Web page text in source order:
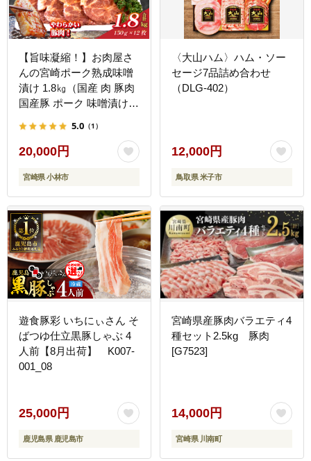
【旨味凝縮！】お肉屋さ
んの宮崎ポーク熟成味噌
漬け 1.8㎏（国産 肉 豚肉
国産豚 ポーク 味噌漬け
菜 宮崎 小林市）
5.0 （1）
20,000円
宮崎県 小林市
〈大山ハム〉ハム・ソー
セージ7品詰め合わせ
（DLG-402）
12,000円
鳥取県 米子市
遊食豚彩 いちにぃさん そ
ばつゆ仕立黒豚しゃぶ 4
人前【8月出荷】 K007-
001_08
25,000円
鹿児島県 鹿児島市
宮崎県産豚肉バラエティ4
種セット2.5kg 豚肉
[G7523]
14,000円
宮崎県 川南町